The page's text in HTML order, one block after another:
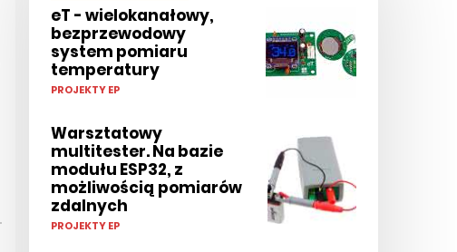
eT - wielokanałowy,
bezprzewodowy
system pomiaru
temperatury
PROJEKTY EP
Warsztatowy
multitester. Na bazie
modułu ESP32, z
możliwością pomiarów
zdalnych
PROJEKTY EP